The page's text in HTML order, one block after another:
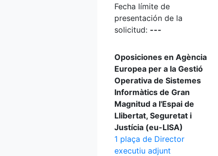
Fecha límite de
presentación de la
solicitud: ---
Oposiciones en Agència
Europea per a la Gestió
Operativa de Sistemes
Informàtics de Gran
Magnitud a l'Espai de
Llibertat, Seguretat i
Justícia (eu-LISA)
1 plaça de Director
executiu adjunt